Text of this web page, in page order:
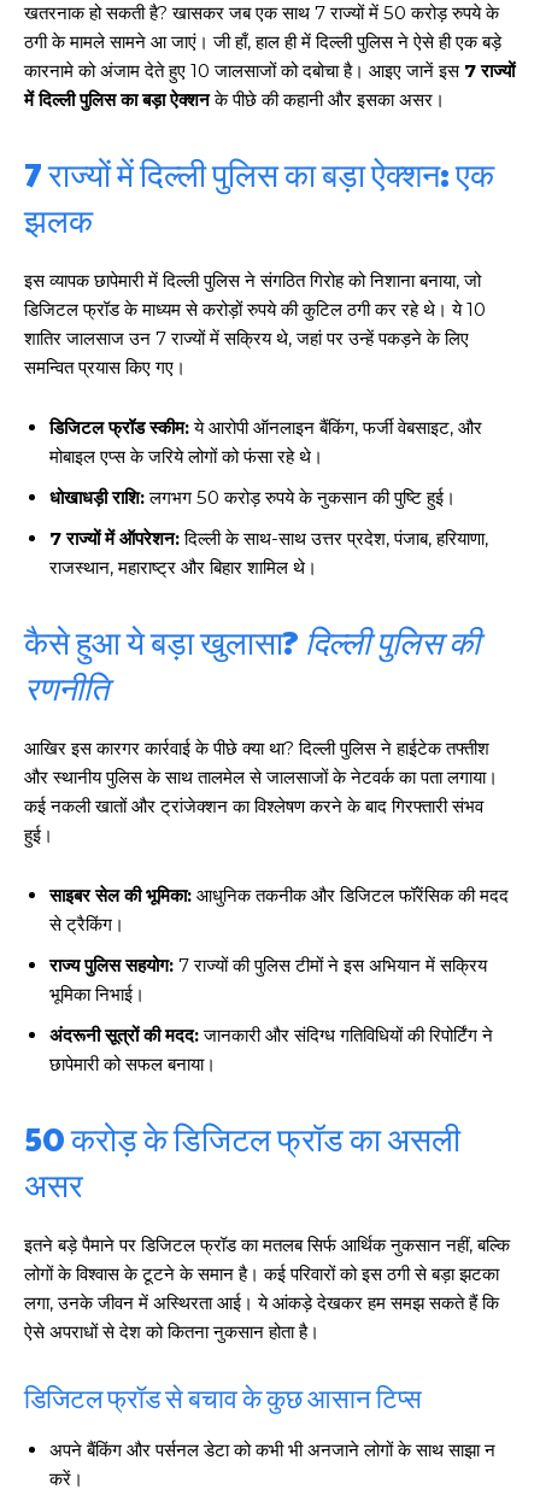
खतरनाक हो सकती है? खासकर जब एक साथ 7 राज्यों में 50 करोड़ रुपये के
ठगी के मामले सामने आ जाएं। जी हाँ, हाल ही में दिल्ली पुलिस ने ऐसे ही एक बड़े
कारनामे को अंजाम देते हुए 10 जालसाजों को दबोचा है। आइए जानें इस 7 राज्यों
में दिल्ली पुलिस का बड़ा ऐक्शनके पीछे की कहानी और इसका असर।
7 राज्यों में दिल्ली पुलिस का बड़ा ऐक्शन: एक
झलक
इस व्यापक छापेमारी में दिल्ली पुलिस ने संगठित गिरोह को निशाना बनाया, जो
डिजिटल फ्रॉड के माध्यम से करोड़ों रुपये की कुटिल ठगी कर रहे थे। ये 10
शातिर जालसाज उन 7 राज्यों में सक्रिय थे, जहां पर उन्हें पकड़ने के लिए
समन्वित प्रयास किए गए।
डिजिटल फ्रॉड स्कीम:ये आरोपी ऑनलाइन बैंकिंग, फर्जी वेबसाइट, और
मोबाइल एप्स के जरिये लोगों को फंसा रहे थे।
धोखाधड़ी राशि:लगभग 50 करोड़ रुपये के नुकसान की पुष्टि हुई।
7 राज्यों में ऑपरेशन:दिल्ली के साथ-साथ उत्तर प्रदेश, पंजाब, हरियाणा,
राजस्थान, महाराष्ट्र और बिहार शामिल थे।
कैसे हुआ ये बड़ा खुलासा? दिल्ली पुलिस की
रणनीति
आखिर इस कारगर कार्रवाई के पीछे क्या था? दिल्ली पुलिस ने हाईटेक तफ्तीश
और स्थानीय पुलिस के साथ तालमेल से जालसाजों के नेटवर्क का पता लगाया।
कई नकली खातों और ट्रांजेक्शन का विश्लेषण करने के बाद गिरफ्तारी संभव
हुई।
साइबर सेल की भूमिका: आधुनिक तकनीक और डिजिटल फॉरेंसिक की मदद
से ट्रैकिंग।
राज्य पुलिस सहयोग: 7 राज्यों की पुलिस टीमों ने इस अभियान में सक्रिय
भूमिका निभाई।
अंदरूनी सूत्रों की मदद:जानकारी और संदिग्ध गतिविधियों की रिपोर्टिंग ने
छापेमारी को सफल बनाया।
50 करोड़ के डिजिटल फ्रॉड का असली
असर
इतने बड़े पैमाने पर डिजिटल फ्रॉड का मतलब सिर्फ आर्थिक नुकसान नहीं, बल्कि
लोगों के विश्वास के टूटने के समान है। कई परिवारों को इस ठगी से बड़ा झटका
लगा, उनके जीवन में अस्थिरता आई। ये आंकड़े देखकर हम समझ सकते हैं कि
ऐसे अपराधों से देश को कितना नुकसान होता है।
डिजिटल फ्रॉड से बचाव के कुछ आसान टिप्स
अपने बैंकिंग और पर्सनल डेटा को कभी भी अनजाने लोगों के साथ साझा न
करें।